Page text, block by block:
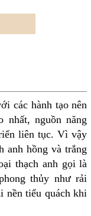
các hành tạo nên
nhất, nguồn năng
liên tục. Vì vậy
anh hồng và trắng
thạch anh gọi là
thủy như rải
nền tiểu quách khi